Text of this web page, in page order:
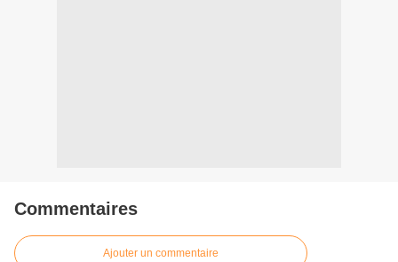
Commentaires
Ajouter un commentaire